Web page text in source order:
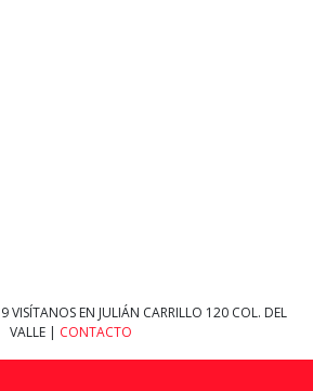
VISÍTANOS EN JULIÁN CARRILLO 120 COL. DEL
VALLE | CONTACTO